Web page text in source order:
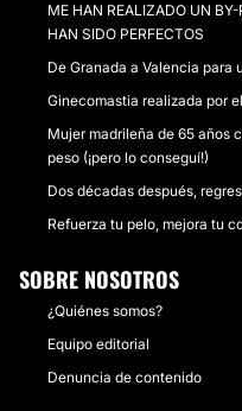
ME HAN REALIZADO UN
HAN SIDO PERFECTOS
De Granada a Valencia
Ginecomastia realizada por
Mujer madrileña de 65 años
peso (¡pero lo conseguí!)
Dos décadas después,
Refuerza tu pelo, mejora tu
SOBRE NOSOTROS
¿Quiénes somos?
Equipo editorial
Denuncia de contenido